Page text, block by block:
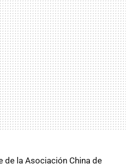
de la Asociación China de